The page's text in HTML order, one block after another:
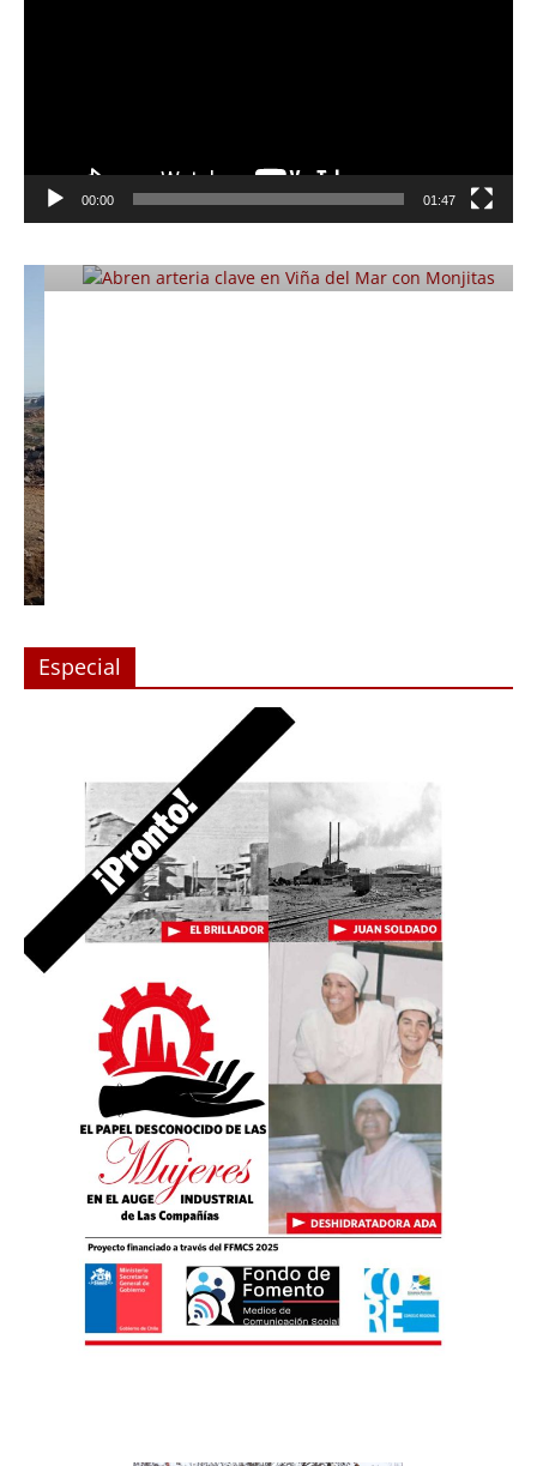
00:00 01:47
Abren arteria clave en Viña del Mar
con Monjitas
Especial